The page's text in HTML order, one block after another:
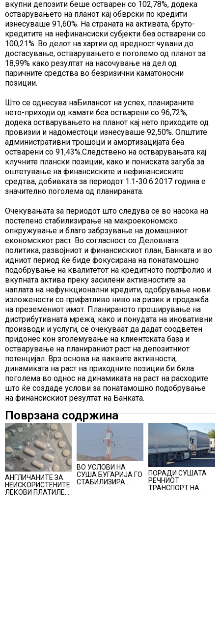
вкупни депозити беше остварен со 102,78%, додека
остварувањето на планот кај обврски по кредити
изнесуваше 91,60%. На страната на активата, бруто-
кредитите на нефинансиски субјекти беа остварени со
100,21%. Во делот на хартии од вредност чувани до
достасување, остварувањето е поголемо од планот за
18,99% како резултат на насочување на дел од
паричните средства во безризични каматоносни
позиции.
Што се однесува наБилансот на успех, планираните
нето-приходи од камати беа остварени со 96,72%,
додека остварувањето на планот кај нето приходите од
провизии и надоместоци изнесуваше 92,50%. Општите
административни трошоци и амортизацијата беа
остварени со 91,43%.Следствено на остварувањата кај
клучните плански позиции, како и пониската загуба за
оштетување на финансиските и нефинансиските
средтва, добивката за периодот 1.1-30.6.2017 година е
значително поголема од планираната.
Очекувањата за периодот што следува се во насока на
постепено стабилизирање на макроекономско
опкружување и благо забрзување на домашниот
економскиот раст. Во согласност со Деловната
политика, развојниот и финансискиот план, Банката и во
идниот период ќе биде фокусирана на понатамошно
подобрување на квалитетот на кредитното портфолио и
вкупната актива преку засилени активностите за
наплата на нефункционални кредити, одобрување нови
изложености со прифатливо ниво на ризик и продажба
на преземениот имот. Планираното проширување на
дистрибутивната мрежа, како и понудата на иновативни
производи и услуги, се очекуваат да дадат соодветен
придонес кон зголемување на клиентската база и
остварување на планираниот раст на депозитниот
потенцијал. Врз основа на ваквите активности,
динамиката на раст на приходните позиции би била
поголема во однос на динамиката на раст на расходите
што ќе создаде услови за понатамошно подобрување
на финансискиот резултат на Банката.
Поврзана содржина
АНГЛИЧАНИТЕ ЗА
НЕИСКОРИСТЕНИТЕ
ЛЕКОВИ ПЛАТИЛЕ
ВО УСЛОВИ НА
СУША БУГАРИЈА ГО
СТАБИЛИЗИРА
ПОРАДИ СУШАТА
РЕЧНИОТ
ТРАНСПОРТ НА